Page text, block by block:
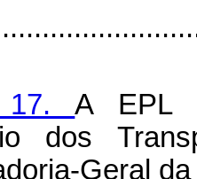
17.A EPL
dos
Geral